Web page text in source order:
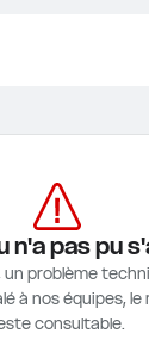
n'a pas pu
un problème
à nos équipes, le
consultable.